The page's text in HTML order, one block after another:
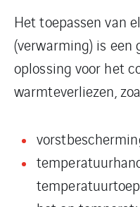
Het toepassen van
(verwarming) is een
oplossing voor het
warmteverliezen,